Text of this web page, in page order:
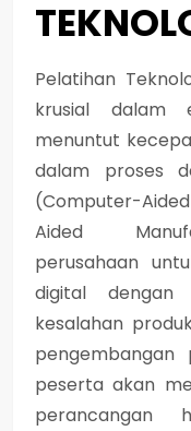
Pelatihan
krusial dalam
menuntut
dalam proses
(Computer-
Aided
perusahaan
digital dengan
kesalahan
pengembangan
peserta akan
perancangan